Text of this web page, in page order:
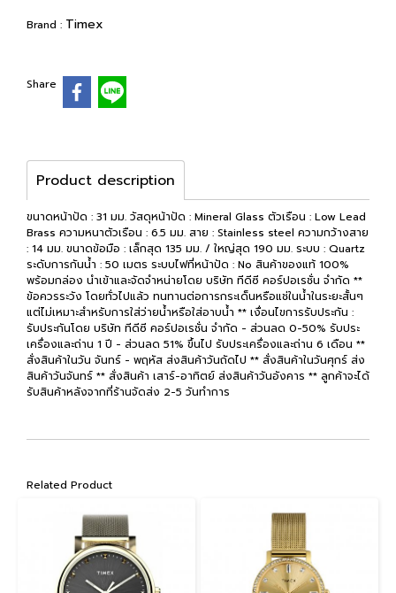
Brand : Timex
Share
Product description
ขนาดหน้าปัด : 31 มม. วัสดุหน้าปัด : Mineral Glass ตัวเรือน : Low Lead
Brass ความหนาตัวเรือน : 6.5 มม. สาย : Stainless steel ความกว้างสาย
: 14 มม. ขนาดข้อมือ : เล็กสุด 135 มม. / ใหญ่สุด 190 มม. ระบบ : Quartz
ระดับการกันน้ำ : 50 เมตร ระบบไฟที่หน้าปัด : No สินค้าของแท้ 100%
พร้อมกล่อง นำเข้าและจัดจำหน่ายโดย บริษัท ทีดีซี คอร์ปอเรชั่น จำกัด **
ข้อควรระวัง โดยทั่วไปแล้ว ทนทานต่อการกระเด็นหรือแช่ในน้ำในระยะสั้นๆ
แต่ไม่เหมาะสำหรับการใส่ว่ายน้ำหรือใส่อาบน้ำ ** เงื่อนไขการรับประกัน :
รับประกันโดย บริษัท ทีดีซี คอร์ปอเรชั่น จำกัด - ส่วนลด 0-50% รับประ
เครื่องและถ่าน 1 ปี - ส่วนลด 51% ขึ้นไป รับประเครื่องและถ่าน 6 เดือน **
สั่งสินค้าในวัน จันทร์ - พฤหัส ส่งสินค้าวันถัดไป ** สั่งสินค้าในวันศุกร์ ส่ง
สินค้าวันจันทร์ ** สั่งสินค้า เสาร์-อาทิตย์ ส่งสินค้าวันอังคาร ** ลูกค้าจะได้
รับสินค้าหลังจากที่ร้านจัดส่ง 2-5 วันทำการ
Related Product